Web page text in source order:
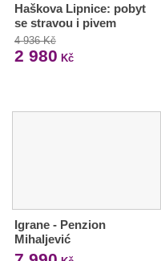
Haškova Lipnice: pobyt
se stravou i pivem
4 936 Kč
2 980 Kč
Igrane - Penzion
Mihaljević